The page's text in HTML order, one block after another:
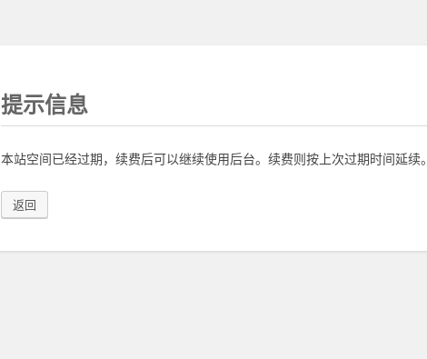
提示信息
本站空间已经过期，续费后可以继续使用后台。续费则按上次过期时间延续。
返回